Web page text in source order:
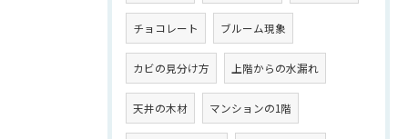
チョコレート ブルーム現象
カビの見分け方 上階からの水漏れ
天井の木材 マンションの1階